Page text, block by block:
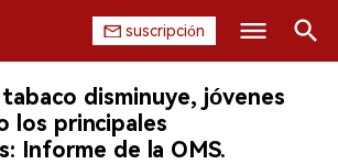
suscripción
Buscar
disminuye, jóvenes
los principales
Informe de la OMS.